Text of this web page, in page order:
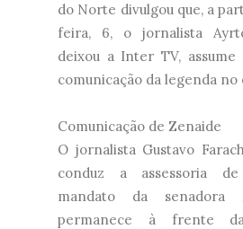
do Norte divulgou que, a
feira, 6, o jornalista
deixou a Inter TV, assume
comunicação da legenda no
Comunicação de Zenaide
O jornalista Gustavo
conduz a assessoria
mandato da senadora
permanece à frente da